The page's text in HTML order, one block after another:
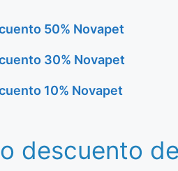
50% Novapet
30% Novapet
10% Novapet
descuento